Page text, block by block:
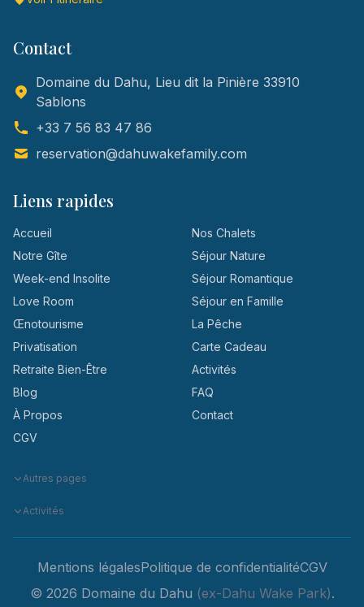
Contact
Domaine du Dahu, Lieu dit la Pinière 33910
Sablons
+33 7 56 83 47 86
reservation@dahuwakefamily.com
Liens rapides
Accueil
Nos Chalets
Notre Gîte
Séjour Nature
Week-end Insolite
Séjour Romantique
Love Room
Séjour en Famille
Œnotourisme
La Pêche
Privatisation
Carte Cadeau
Retraite Bien-Être
Activités
Blog
FAQ
À Propos
Contact
CGV
Autres pages
Activités
Mentions légalesPolitique de confidentialitéCGV
© 2026 Domaine du Dahu (ex-Dahu Wake Park).